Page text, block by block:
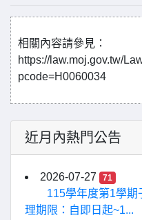
相關內容請參見：
https://law.moj.gov.tw/
pcode=H0060034
近月內熱門公告
2026-07-27 71
115學年度第1學期
理期限：自即日起~1...